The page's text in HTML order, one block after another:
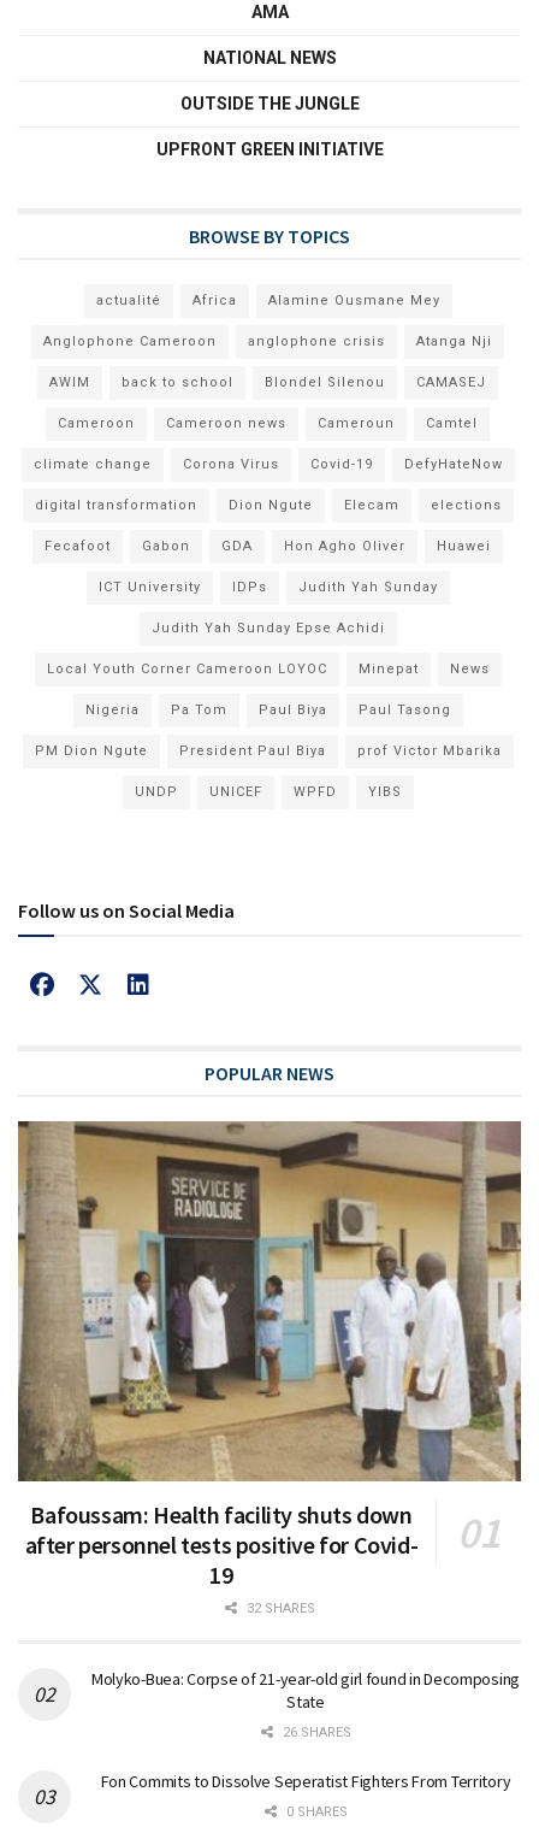
AMA
NATIONAL NEWS
OUTSIDE THE JUNGLE
UPFRONT GREEN INITIATIVE
BROWSE BY TOPICS
actualité Africa Alamine Ousmane Mey
Anglophone Cameroon anglophone crisis Atanga Nji
AWIM back to school Blondel Silenou CAMASEJ
Cameroon Cameroon news Cameroun Camtel
climate change Corona Virus Covid-19 DefyHateNow
digital transformation Dion Ngute Elecam elections
Fecafoot Gabon GDA Hon Agho Oliver Huawei
ICT University IDPs Judith Yah Sunday
Judith Yah Sunday Epse Achidi
Local Youth Corner Cameroon LOYOC Minepat News
Nigeria Pa Tom Paul Biya Paul Tasong
PM Dion Ngute President Paul Biya prof Victor Mbarika
UNDP UNICEF WPFD YIBS
Follow us on Social Media
POPULAR NEWS
Bafoussam: Health facility shuts down
after personnel tests positive for Covid-
19
32 SHARES
Molyko-Buea: Corpse of 21-year-old girl found in Decomposing
State
26 SHARES
Fon Commits to Dissolve Seperatist Fighters From Territory
0 SHARES